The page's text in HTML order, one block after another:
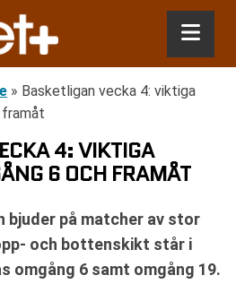
» Basketligan vecka 4: viktiga
framåt
4: VIKTIGA
6 OCH FRAMÅT
bjuder på matcher av stor
och bottenskikt står i
omgång 6 samt omgång 19.